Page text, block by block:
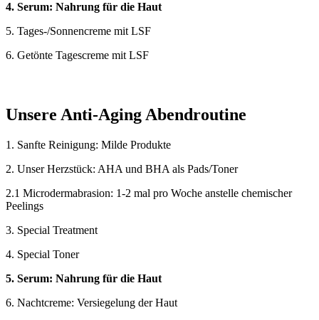
4. Serum: Nahrung für die Haut
5. Tages-/Sonnencreme mit LSF
6. Getönte Tagescreme mit LSF
Unsere Anti-Aging Abendroutine
1. Sanfte Reinigung: Milde Produkte
2. Unser Herzstück: AHA und BHA als Pads/Toner
2.1 Microdermabrasion: 1-2 mal pro Woche anstelle chemischer
Peelings
3. Special Treatment
4. Special Toner
5. Serum: Nahrung für die Haut
6. Nachtcreme: Versiegelung der Haut